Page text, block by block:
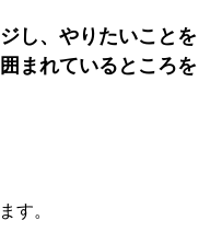
し、やりたいことを
まれているところを
す。